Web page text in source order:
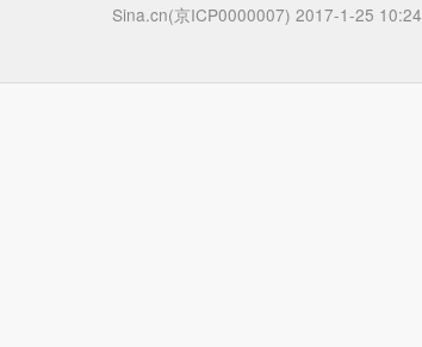
Sina.cn(京ICP0000007) 2017-1-25 10:24